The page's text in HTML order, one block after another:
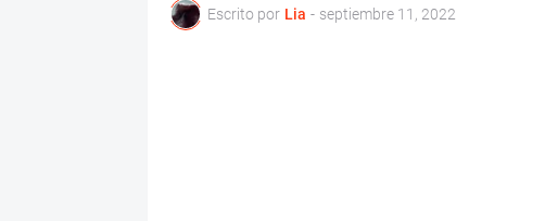
Escrito por Lia - septiembre 11, 2022